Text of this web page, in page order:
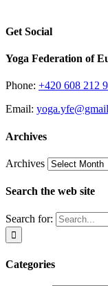
Get Social
Yoga Federation of
Phone: +420 608 212
Email:
Archives
Archives
Search the web site
Search for:
Categories